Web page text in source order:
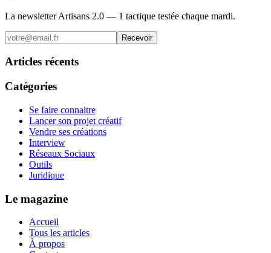
La newsletter Artisans 2.0 — 1 tactique testée chaque mardi.
Recevoir
Articles récents
Catégories
Se faire connaitre
Lancer son projet créatif
Vendre ses créations
Interview
Réseaux Sociaux
Outils
Juridique
Le magazine
Accueil
Tous les articles
À propos